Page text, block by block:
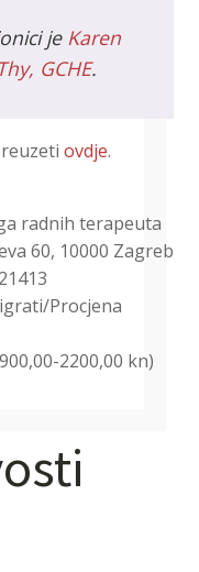
je Karen
GCHE.
ovdje.
radnih terapeuta
60, 10000 Zagreb
Procjena
2200,00 kn)